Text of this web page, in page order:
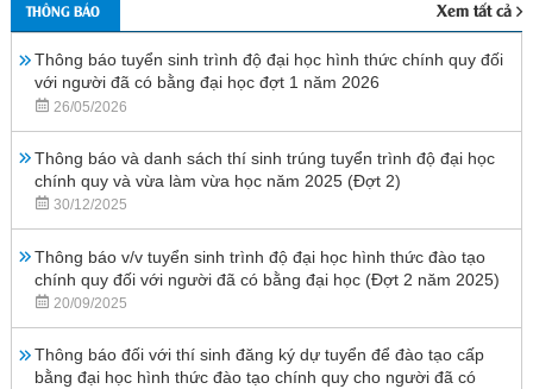
THÔNG BÁO Xem tất cả
Thông báo tuyển sinh trình độ đại học hình thức chính quy đối
với người đã có bằng đại học đợt 1 năm 2026
26/05/2026
Thông báo và danh sách thí sinh trúng tuyển trình độ đại học
chính quy và vừa làm vừa học năm 2025 (Đợt 2)
30/12/2025
Thông báo v/v tuyển sinh trình độ đại học hình thức đào tạo
chính quy đối với người đã có bằng đại học (Đợt 2 năm 2025)
20/09/2025
Thông báo đối với thí sinh đăng ký dự tuyển để đào tạo cấp
bằng đại học hình thức đào tạo chính quy cho người đã có